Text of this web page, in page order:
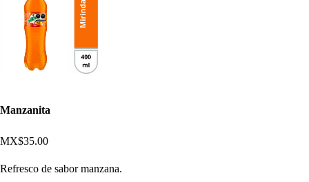
Manzanita
MX$35.00
Refresco de sabor manzana.